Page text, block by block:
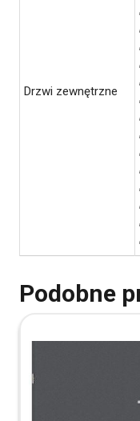
Drzwi zewnętrzne
Podobne